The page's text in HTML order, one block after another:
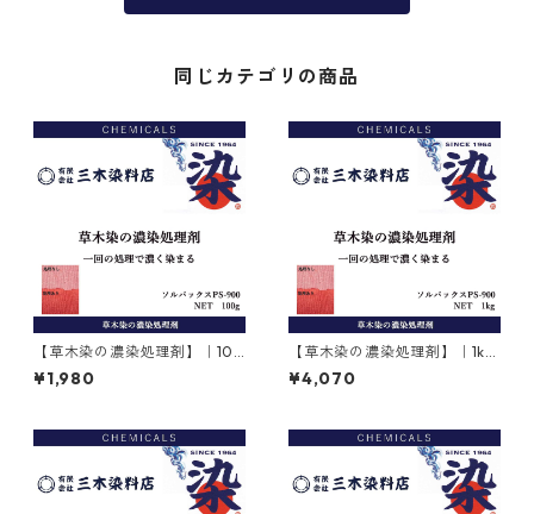
同じカテゴリの商品
【草木染の濃染処理剤】｜100
g｜ソルバックスPSー900
¥1,980
【草木染の濃染処理剤】｜1kg
｜ソルバックスPSー900
¥4,070